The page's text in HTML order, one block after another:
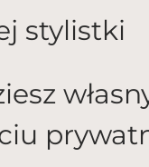
stylistki